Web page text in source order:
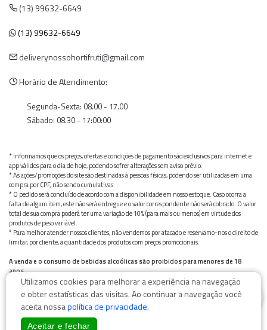
(13) 99632-6649
(13) 99632-6649
deliverynossohortifruti@gmail.com
Horário de Atendimento:
Segunda-Sexta: 08.00 - 17.00
Sábado: 08.30 - 17:00:00
* Informamos que os preços, ofertas e condições de pagamento são exclusivos para internet e
app válidos para o dia de hoje, podendo sofrer alterações sem aviso prévio.
* As ações/promoções do site são destinadas à pessoas físicas, podendo ser utilizadas em uma
compra por CPF, não sendo cumulativas.
* O pedido será concluído de acordo com a disponibilidade em nosso estoque. Caso ocorra a
falta de algum item, este não será entregue e o valor correspondente não será cobrado. O valor
total de sua compra poderá ter uma variação de 10% (para mais ou menos) em virtude dos
produtos de peso variável.
* Para melhor atender nossos clientes, não vendemos por atacado e reservamo-nos o direito de
limitar, por cliente, a quantidade dos produtos com preços promocionais.
A venda e o consumo de bebidas alcoólicas são proibidos para menores de 18
anos.
Bebida alcoólica pode causar dependência química e, em excesso, provoca graves males à saúde.
Beba com moderação
Utilizamos cookies para melhorar a experiência na navegação
e obter estatísticas das visitas. Ao continuar a navegação você
aceita nossapolítica de privacidade.
Aceitar e fechar